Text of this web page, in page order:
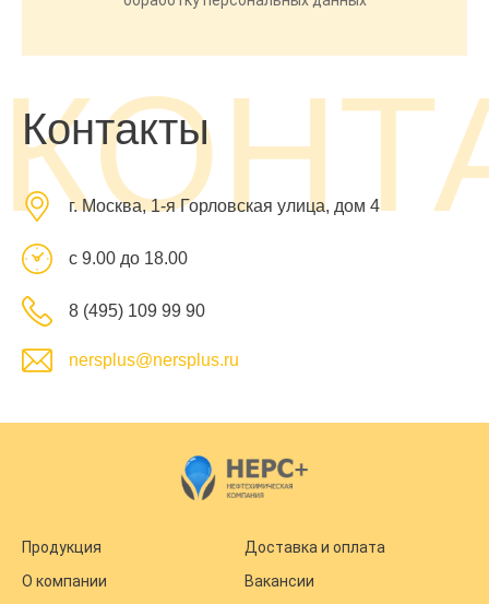
Контакты
г. Москва, 1-я Горловская улица, дом 4
с 9.00 до 18.00
8 (495) 109 99 90
nersplus@nersplus.ru
Продукция
Доставка и оплата
О компании
Вакансии